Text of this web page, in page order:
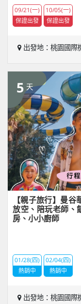
09/21(一)
保證出發
10/05(一)
保證出發
出發地：桃園國際
5 天
【親子旅行】曼
放空、陪玩老師、
房、小小廚師
01/28(四)
熱銷中
02/04(四)
熱銷中
出發地：桃園國際